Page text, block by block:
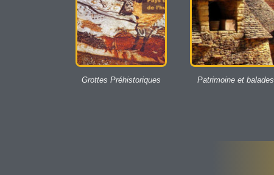
Grottes Préhistoriques Patrimoine et balades